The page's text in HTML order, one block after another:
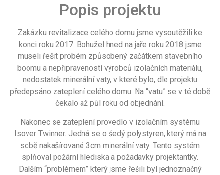
Popis projektu
Zakázku revitalizace celého domu jsme vysoutěžili ke
konci roku 2017. Bohužel hned na jaře roku 2018 jsme
museli řešit probém způsobený začátkem stavebního
boomu a nepřipraveností výrobců izolačních materiálu,
nedostatek minerální vaty, v které bylo, dle projektu
předepsáno zateplení celého domu. Na “vatu” se v té době
čekalo až půl roku od objednání.
Nakonec se zateplení provedlo v izolačním systému
Isover Twinner. Jedná se o šedý polystyren, který má na
sobě nakašírované 3cm minerální vaty. Tento systém
splňoval požární hlediska a požadavky projektantky.
Dalším “problémem” který jsme řešili byl jednoznačný